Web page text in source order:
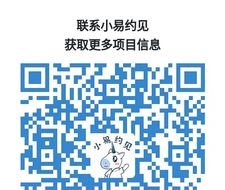
联系小易约见
获取更多项目信息